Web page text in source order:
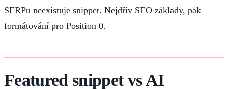
SERPu neexistuje snippet. Nejdřív SEO základy, pak
formátování pro Position 0.
Featured snippet vs AI